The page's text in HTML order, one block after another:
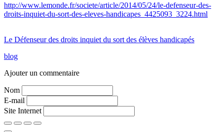
http://www.lemonde.fr/societe/article/2014/05/24/le-defenseur-des-
droits-inquiet-du-sort-des-eleves-handicapes_4425093_3224.html
Le Défenseur des droits inquiet du sort des élèves handicapés
blog
Ajouter un commentaire
Nom
E-mail
Site Internet